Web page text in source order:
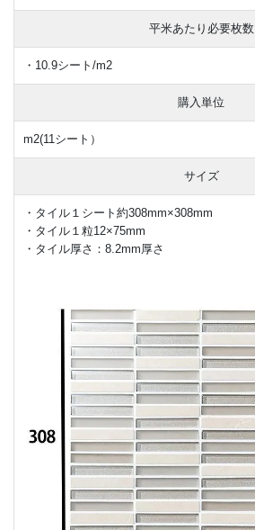
平米あたり必要枚数
・10.9シート/m2
購入単位
m2(11シート）
サイズ
・タイル１シート約308mm×308mm
・タイル１粒12×75mm
・タイル厚さ：8.2mm厚さ